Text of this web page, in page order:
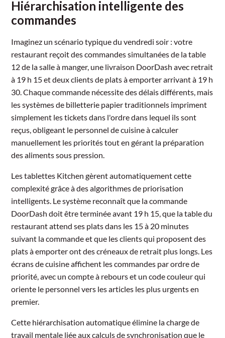
Hiérarchisation intelligente des
commandes
Imaginez un scénario typique du vendredi soir : votre
restaurant reçoit des commandes simultanées de la table
12 de la salle à manger, une livraison DoorDash avec retrait
à 19 h 15 et deux clients de plats à emporter arrivant à 19 h
30. Chaque commande nécessite des délais différents, mais
les systèmes de billetterie papier traditionnels impriment
simplement les tickets dans l'ordre dans lequel ils sont
reçus, obligeant le personnel de cuisine à calculer
manuellement les priorités tout en gérant la préparation
des aliments sous pression.
Les tablettes Kitchen gèrent automatiquement cette
complexité grâce à des algorithmes de priorisation
intelligents. Le système reconnaît que la commande
DoorDash doit être terminée avant 19 h 15, que la table du
restaurant attend ses plats dans les 15 à 20 minutes
suivant la commande et que les clients qui proposent des
plats à emporter ont des créneaux de retrait plus longs. Les
écrans de cuisine affichent les commandes par ordre de
priorité, avec un compte à rebours et un code couleur qui
oriente le personnel vers les articles les plus urgents en
premier.
Cette hiérarchisation automatique élimine la charge de
travail mentale liée aux calculs de synchronisation que le